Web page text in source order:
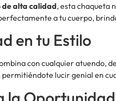
de alta calidad, esta chaqueta
a tu cuerpo,
en tu Estilo
con cualquier atuendo,
permitiéndote lucir genial en